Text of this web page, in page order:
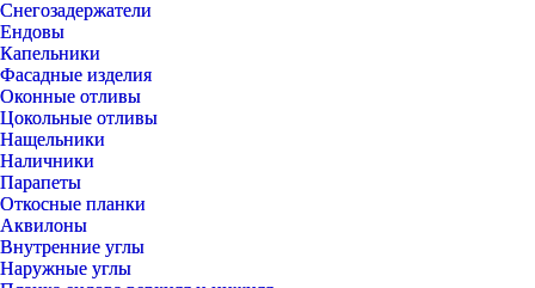
Снегозадержатели
Ендовы
Капельники
Фасадные изделия
Оконные отливы
Цокольные отливы
Нащельники
Наличники
Парапеты
Откосные планки
Аквилоны
Внутренние углы
Наружные углы